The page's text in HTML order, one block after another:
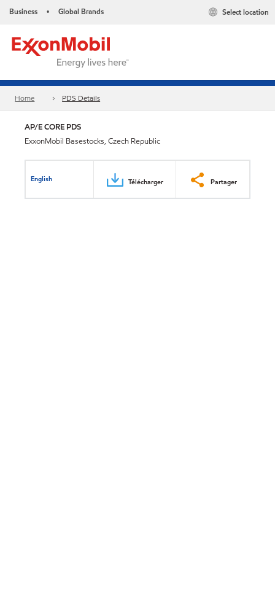
Business • Global Brands Select location
Home PDS Details
AP/E CORE PDS
ExxonMobil Basestocks, Czech Republic
English Télécharger Partager